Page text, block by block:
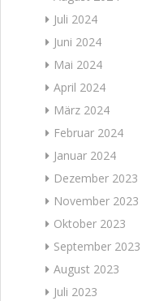
Juli 2024
Juni 2024
Mai 2024
April 2024
März 2024
Februar 2024
Januar 2024
Dezember 2023
November 2023
Oktober 2023
September 2023
August 2023
Juli 2023